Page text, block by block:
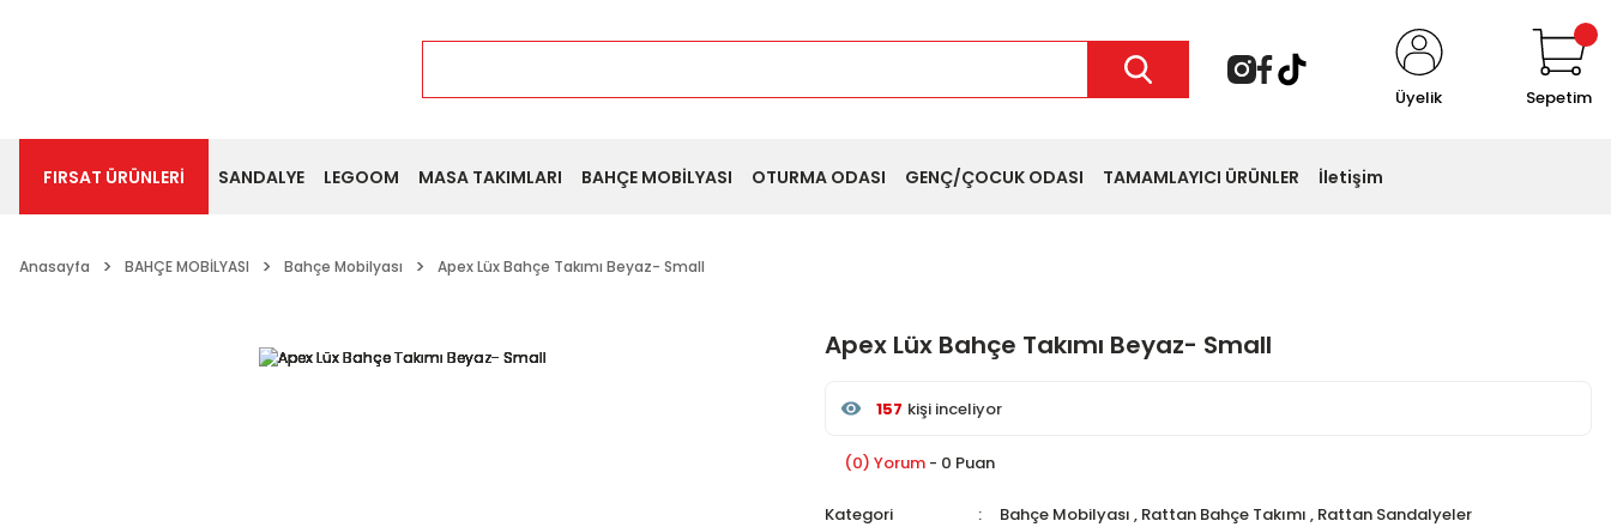
Üyelik Sepetim
FIRSAT ÜRÜNLERİ SANDALYE LEGOOM MASA TAKIMLARI BAHÇE MOBİLYASI OTURMA ODASI GENÇ/ÇOCUK ODASI TAMAMLAYICI ÜRÜNLER İletişim
Anasayfa BAHÇE MOBİLYASI Bahçe Mobilyası Apex Lüx Bahçe Takımı Beyaz- Small
Apex Lüx Bahçe Takımı Beyaz- Small
Son 24 saat içinde
157 kişi inceledi
(0) Yorum - 0 Puan
Kategori Bahçe Mobilyası , Rattan Bahçe Takımı , Rattan Sandalyeler